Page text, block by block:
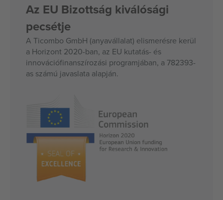
Az EU Bizottság kiválósági
pecsétje
A Ticombo GmbH (anyavállalat) elismerésre kerül
a Horizont 2020-ban, az EU kutatás- és
innovációfinanszírozási programjában, a 782393-
as számú javaslata alapján.